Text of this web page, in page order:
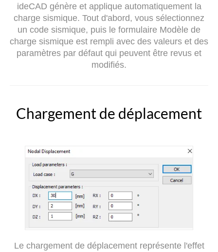
ideCAD génère et applique automatiquement la
charge sismique. Tout d'abord, vous sélectionnez
un code sismique, puis le formulaire Modèle de
charge sismique est rempli avec des valeurs et des
paramètres par défaut qui peuvent être revus et
modifiés.
Chargement de déplacement
Le chargement de déplacement représente l'effet